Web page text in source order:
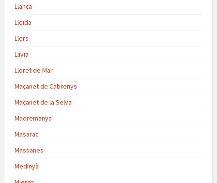
Llança
Lleida
Llers
Llivia
Lloret de Mar
Maçanet de Cabrenys
Maçanet de la Selva
Madremanya
Masarac
Massanes
Medinyà